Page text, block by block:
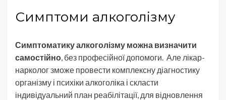
Симптоми алкоголізму
Симптоматику алкоголізму можна визначити
самостійно , без професійної допомоги. Але лікар-
нарколог зможе провести комплексну діагностику
організму і психіки алкоголіка і скласти
індивідуальний план реабілітації, для відновлення